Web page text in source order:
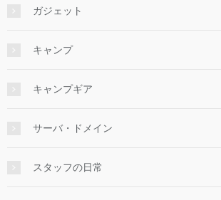
ガジェット
キャンプ
キャンプギア
サーバ・ドメイン
スタッフの日常